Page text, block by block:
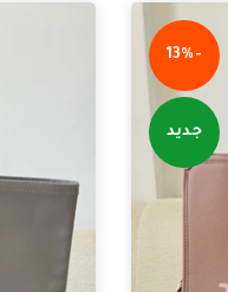
-13%
جديد